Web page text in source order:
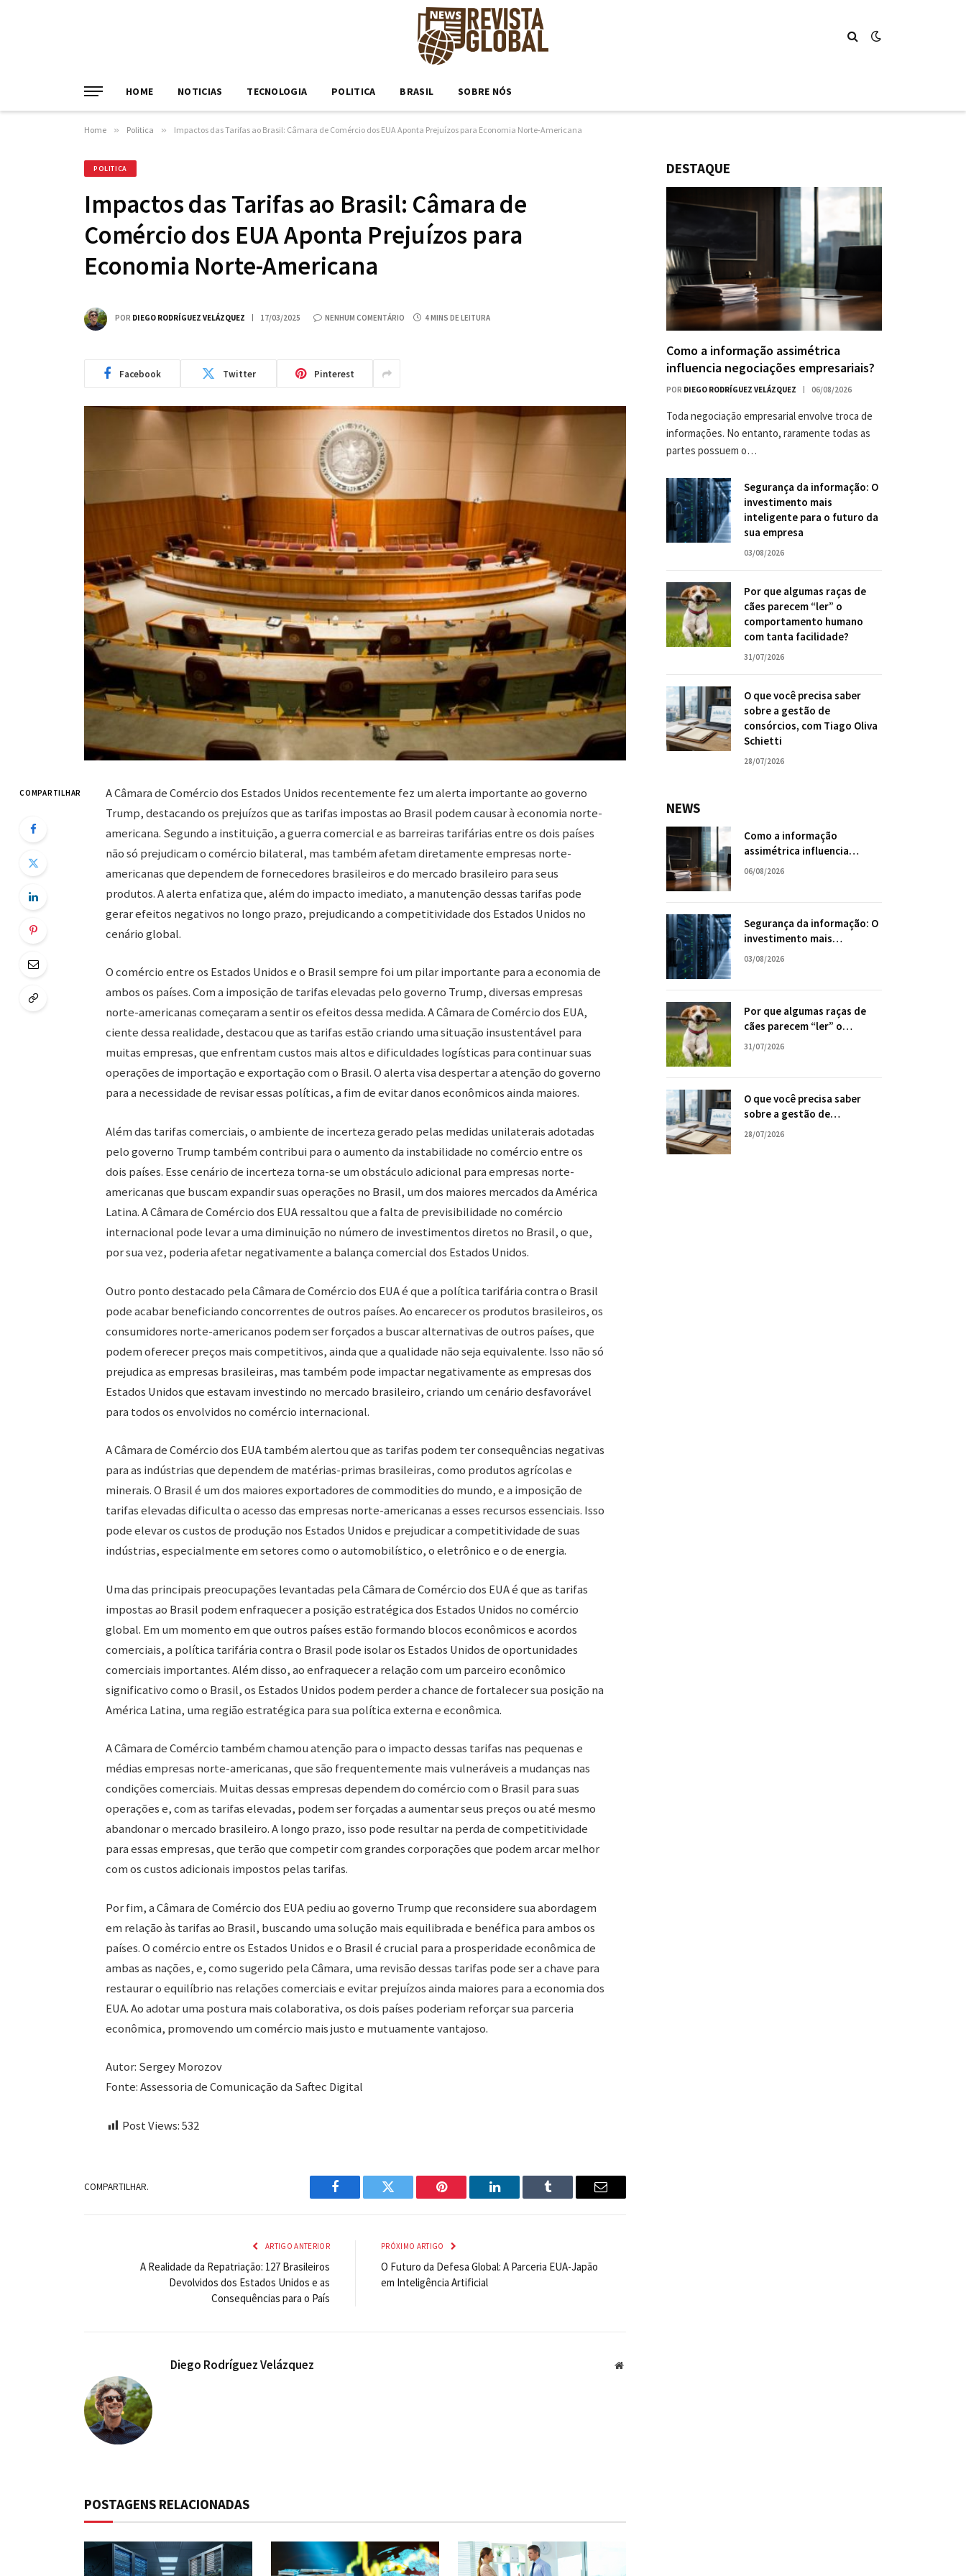
HOME NOTICIAS TECNOLOGIA POLITICA BRASIL SOBRE NÓS
Home » Politica » Impactos das Tarifas ao Brasil: Câmara de Comércio dos EUA Aponta Prejuízos para Economia Norte-Americana
POLITICA
Impactos das Tarifas ao Brasil: Câmara de
Comércio dos EUA Aponta Prejuízos para
Economia Norte-Americana
POR DIEGO RODRÍGUEZ VELÁZQUEZ 17/03/2025 NENHUM COMENTÁRIO 4 MINS DE LEITURA
Facebook Twitter Pinterest
COMPARTILHAR
A Câmara de Comércio dos Estados Unidos recentemente fez um alerta importante ao governo
Trump, destacando os prejuízos que as tarifas impostas ao Brasil podem causar à economia norte-
americana. Segundo a instituição, a guerra comercial e as barreiras tarifárias entre os dois países
não só prejudicam o comércio bilateral, mas também afetam diretamente empresas norte-
americanas que dependem de fornecedores brasileiros e do mercado brasileiro para seus
produtos. A alerta enfatiza que, além do impacto imediato, a manutenção dessas tarifas pode
gerar efeitos negativos no longo prazo, prejudicando a competitividade dos Estados Unidos no
cenário global.
O comércio entre os Estados Unidos e o Brasil sempre foi um pilar importante para a economia de
ambos os países. Com a imposição de tarifas elevadas pelo governo Trump, diversas empresas
norte-americanas começaram a sentir os efeitos dessa medida. A Câmara de Comércio dos EUA,
ciente dessa realidade, destacou que as tarifas estão criando uma situação insustentável para
muitas empresas, que enfrentam custos mais altos e dificuldades logísticas para continuar suas
operações de importação e exportação com o Brasil. O alerta visa despertar a atenção do governo
para a necessidade de revisar essas políticas, a fim de evitar danos econômicos ainda maiores.
Além das tarifas comerciais, o ambiente de incerteza gerado pelas medidas unilaterais adotadas
pelo governo Trump também contribui para o aumento da instabilidade no comércio entre os
dois países. Esse cenário de incerteza torna-se um obstáculo adicional para empresas norte-
americanas que buscam expandir suas operações no Brasil, um dos maiores mercados da América
Latina. A Câmara de Comércio dos EUA ressaltou que a falta de previsibilidade no comércio
internacional pode levar a uma diminuição no número de investimentos diretos no Brasil, o que,
por sua vez, poderia afetar negativamente a balança comercial dos Estados Unidos.
Outro ponto destacado pela Câmara de Comércio dos EUA é que a política tarifária contra o Brasil
pode acabar beneficiando concorrentes de outros países. Ao encarecer os produtos brasileiros, os
consumidores norte-americanos podem ser forçados a buscar alternativas de outros países, que
podem oferecer preços mais competitivos, ainda que a qualidade não seja equivalente. Isso não só
prejudica as empresas brasileiras, mas também pode impactar negativamente as empresas dos
Estados Unidos que estavam investindo no mercado brasileiro, criando um cenário desfavorável
para todos os envolvidos no comércio internacional.
A Câmara de Comércio dos EUA também alertou que as tarifas podem ter consequências negativas
para as indústrias que dependem de matérias-primas brasileiras, como produtos agrícolas e
minerais. O Brasil é um dos maiores exportadores de commodities do mundo, e a imposição de
tarifas elevadas dificulta o acesso das empresas norte-americanas a esses recursos essenciais. Isso
pode elevar os custos de produção nos Estados Unidos e prejudicar a competitividade de suas
indústrias, especialmente em setores como o automobilístico, o eletrônico e o de energia.
Uma das principais preocupações levantadas pela Câmara de Comércio dos EUA é que as tarifas
impostas ao Brasil podem enfraquecer a posição estratégica dos Estados Unidos no comércio
global. Em um momento em que outros países estão formando blocos econômicos e acordos
comerciais, a política tarifária contra o Brasil pode isolar os Estados Unidos de oportunidades
comerciais importantes. Além disso, ao enfraquecer a relação com um parceiro econômico
significativo como o Brasil, os Estados Unidos podem perder a chance de fortalecer sua posição na
América Latina, uma região estratégica para sua política externa e econômica.
A Câmara de Comércio também chamou atenção para o impacto dessas tarifas nas pequenas e
médias empresas norte-americanas, que são frequentemente mais vulneráveis a mudanças nas
condições comerciais. Muitas dessas empresas dependem do comércio com o Brasil para suas
operações e, com as tarifas elevadas, podem ser forçadas a aumentar seus preços ou até mesmo
abandonar o mercado brasileiro. A longo prazo, isso pode resultar na perda de competitividade
para essas empresas, que terão que competir com grandes corporações que podem arcar melhor
com os custos adicionais impostos pelas tarifas.
Por fim, a Câmara de Comércio dos EUA pediu ao governo Trump que reconsidere sua abordagem
em relação às tarifas ao Brasil, buscando uma solução mais equilibrada e benéfica para ambos os
países. O comércio entre os Estados Unidos e o Brasil é crucial para a prosperidade econômica de
ambas as nações, e, como sugerido pela Câmara, uma revisão dessas tarifas pode ser a chave para
restaurar o equilíbrio nas relações comerciais e evitar prejuízos ainda maiores para a economia dos
EUA. Ao adotar uma postura mais colaborativa, os dois países poderiam reforçar sua parceria
econômica, promovendo um comércio mais justo e mutuamente vantajoso.
Autor: Sergey Morozov
Fonte: Assessoria de Comunicação da Saftec Digital
Post Views:532
COMPARTILHAR.
Facebook Twitter Pinterest LinkedIn Tumblr Email
ARTIGO ANTERIOR
A Realidade da Repatriação: 127 Brasileiros
Devolvidos dos Estados Unidos e as
Consequências para o País
PRÓXIMO ARTIGO
O Futuro da Defesa Global: A Parceria EUA-Japão
em Inteligência Artificial
Diego Rodríguez Velázquez Website
POSTAGENS RELACIONADAS
DESTAQUE
Como a informação assimétrica
influencia negociações empresariais?
POR DIEGO RODRÍGUEZ VELÁZQUEZ 06/08/2026
Toda negociação empresarial envolve troca de
informações. No entanto, raramente todas as
partes possuem o…
Segurança da informação: O
investimento mais
inteligente para o futuro da
sua empresa
03/08/2026
Por que algumas raças de
cães parecem “ler” o
comportamento humano
com tanta facilidade?
31/07/2026
O que você precisa saber
sobre a gestão de
consórcios, com Tiago Oliva
Schietti
28/07/2026
NEWS
Como a informação
assimétrica influencia
negociações empresariais?
06/08/2026
Segurança da informação: O
investimento mais
inteligente para o futuro da
sua empresa
03/08/2026
Por que algumas raças de
cães parecem “ler” o
comportamento humano
com tanta facilidade?
31/07/2026
O que você precisa saber
sobre a gestão de
consórcios, com Tiago Oliva
Schietti
28/07/2026